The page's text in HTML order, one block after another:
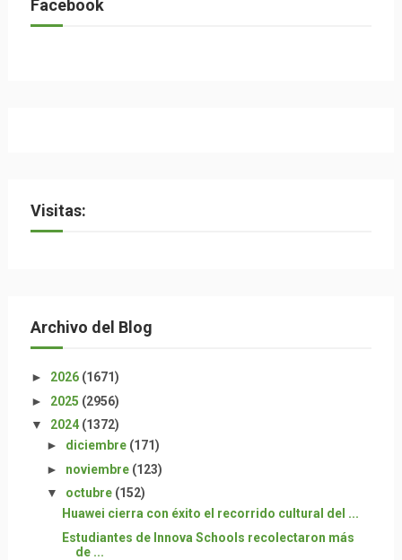
Facebook
Visitas:
Archivo del Blog
► 2026 (1671)
► 2025 (2956)
▼ 2024 (1372)
► diciembre (171)
► noviembre (123)
▼ octubre (152)
Huawei cierra con éxito el recorrido cultural del ...
Estudiantes de Innova Schools recolectaron más
de ...